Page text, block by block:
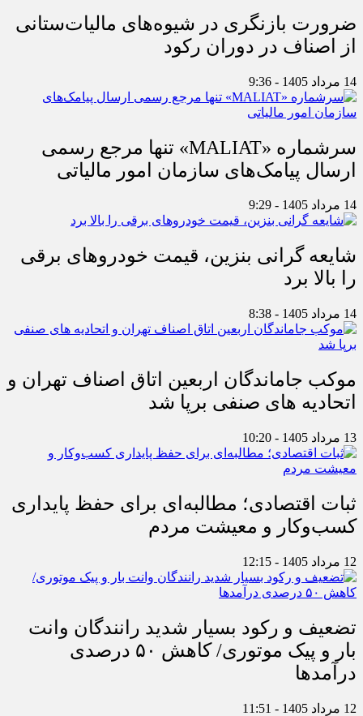
ضرورت بازنگری در شیوه‌های مالیات‌ستانی
از اصناف در دوران رکود
14 مرداد 1405 - 9:36
سرشماره «MALIAT» تنها مرجع رسمی
ارسال پیامک‌های سازمان امور مالیاتی
14 مرداد 1405 - 9:29
شایعه گرانی بنزین، قیمت خودروهای برقی
را بالا برد
14 مرداد 1405 - 8:38
موکب جاماندگان اربعین اتاق اصناف تهران و
اتحادیه های صنفی برپا شد
13 مرداد 1405 - 10:20
ثبات اقتصادی؛ مطالبه‌ای برای حفظ پایداری
کسب‌وکار و معیشت مردم
12 مرداد 1405 - 12:15
تضعیف و رکود بسیار شدید رانندگان وانت
بار و پیک موتوری/ کاهش ۵۰ درصدی
درآمدها
12 مرداد 1405 - 11:51